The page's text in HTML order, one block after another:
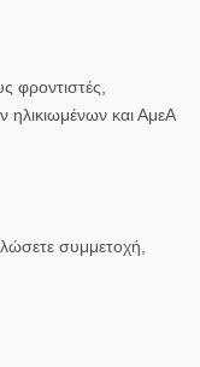
φροντιστές,
ηλικιωμένων και ΑμεΑ
συμμετοχή,